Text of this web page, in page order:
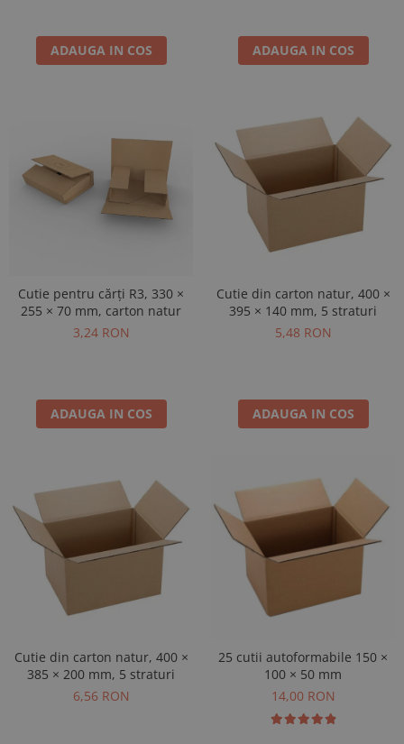
ADAUGA IN COS ADAUGA IN COS
Cutie pentru cărți R3, 330 ×
255 × 70 mm, carton natur
3,24 RON
ADAUGA IN COS
Cutie din carton natur, 400 ×
395 × 140 mm, 5 straturi
5,48 RON
ADAUGA IN COS
Cutie din carton natur, 400 ×
385 × 200 mm, 5 straturi
6,56 RON
25 cutii autoformabile 150 ×
100 × 50 mm
14,00 RON